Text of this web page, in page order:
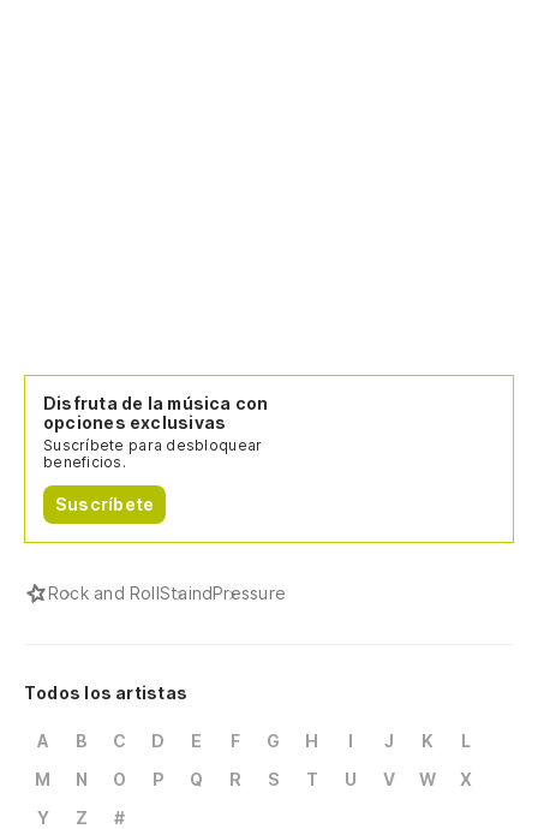
Disfruta de la música con
opciones exclusivas
Suscríbete para desbloquear
beneficios.
Suscríbete
Rock and RollStaindPressure
Todos los artistas
A B C D E F G H I J K
L
M
N O P Q R S T U V W
X
Y
Z #